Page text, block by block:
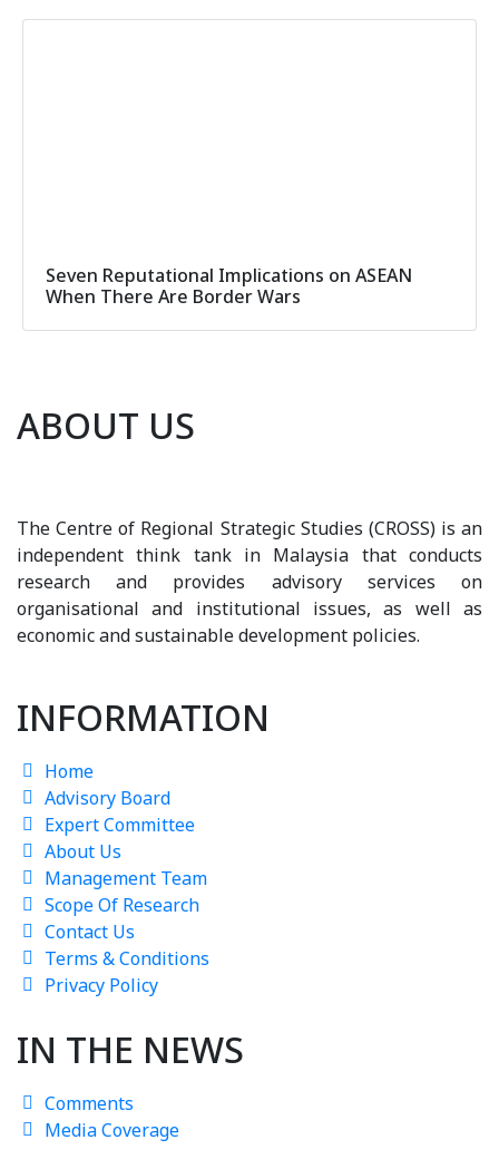
Seven Reputational Implications on ASEAN
When There Are Border Wars
ABOUT US
The Centre of Regional Strategic Studies (CROSS) is an
independent think tank in Malaysia that conducts
research and provides advisory services on
organisational and institutional issues, as well as
economic and sustainable development policies.
INFORMATION
Home
Advisory Board
Expert Committee
About Us
Management Team
Scope Of Research
Contact Us
Terms & Conditions
Privacy Policy
IN THE NEWS
Comments
Media Coverage